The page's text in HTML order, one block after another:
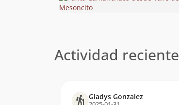
Actividad reciente
Gladys Gonzalez